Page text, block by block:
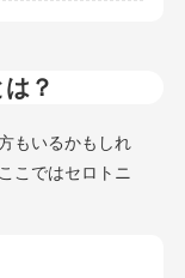
？
もいるかもしれ
こではセロトニ